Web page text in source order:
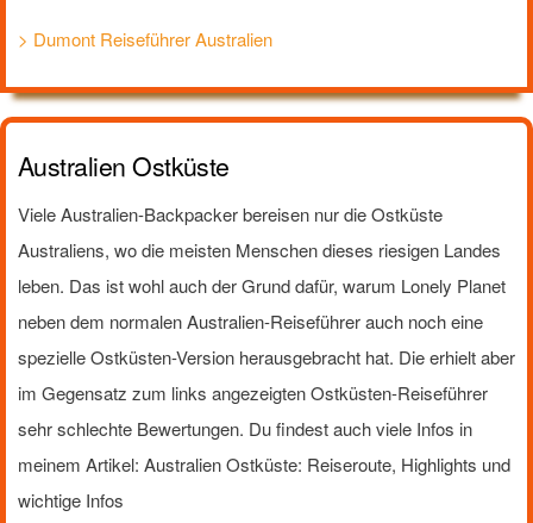
> Dumont Reiseführer Australien
Australien Ostküste
Viele Australien-Backpacker bereisen nur die Ostküste
Australiens, wo die meisten Menschen dieses riesigen Landes
leben. Das ist wohl auch der Grund dafür, warum Lonely Planet
neben dem normalen Australien-Reiseführer auch noch eine
spezielle Ostküsten-Version herausgebracht hat. Die erhielt aber
im Gegensatz zum links angezeigten Ostküsten-Reiseführer
sehr schlechte Bewertungen. Du findest auch viele Infos in
meinem Artikel: Australien Ostküste: Reiseroute, Highlights und
wichtige Infos